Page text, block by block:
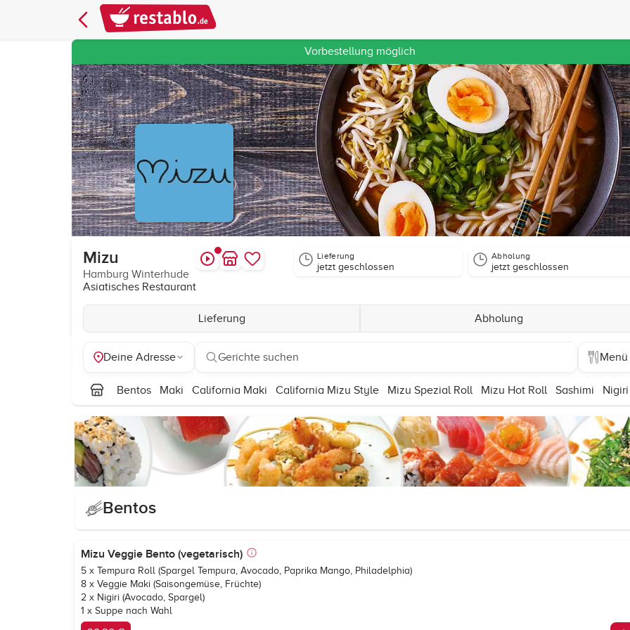
Vorbestellung möglich
Mizu
Hamburg Winterhude
Asiatisches Restaurant
Lieferung
jetzt geschlossen
Abholung
jetzt geschlossen
Lieferung Abholung
Deine Adresse Gerichte suchen Menü
Bentos Maki California Maki California Mizu Style Mizu Spezial Roll Mizu Hot Roll Sashimi Nigiri
Bentos
Mizu Veggie Bento (vegetarisch)
5 x Tempura Roll (Spargel Tempura, Avocado, Paprika Mango, Philadelphia)
8 x Veggie Maki (Saisongemüse, Früchte)
2 x Nigiri (Avocado, Spargel)
1 x Suppe nach Wahl